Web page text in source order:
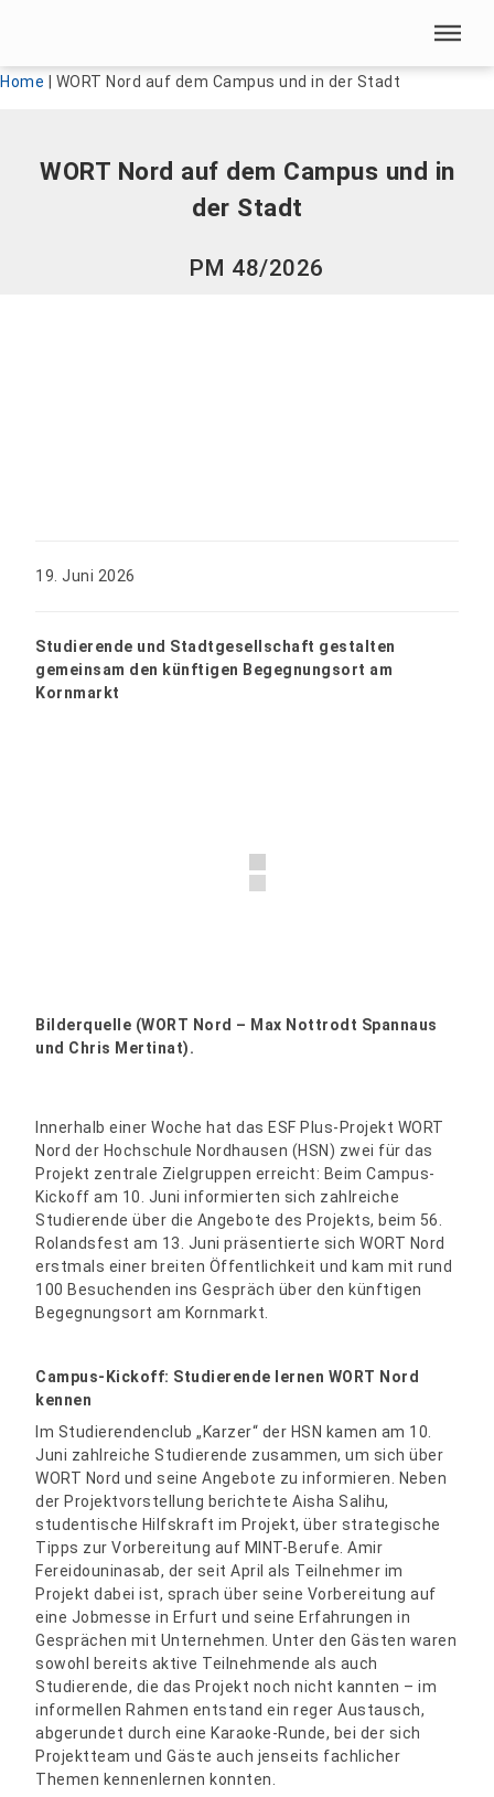
Menü überspringen
Home WORT Nord auf dem Campus und in der Stadt
WORT Nord auf dem Campus und in
der Stadt
PM 48/2026
19. Juni 2026
Studierende und Stadtgesellschaft gestalten
gemeinsam den künftigen Begegnungsort am
Kornmarkt
Bilderquelle (WORT Nord – Max Nottrodt Spannaus
und Chris Mertinat).
Innerhalb einer Woche hat das ESF Plus-Projekt WORT
Nord der Hochschule Nordhausen (HSN) zwei für das
Projekt zentrale Zielgruppen erreicht: Beim Campus-
Kickoff am 10. Juni informierten sich zahlreiche
Studierende über die Angebote des Projekts, beim 56.
Rolandsfest am 13. Juni präsentierte sich WORT Nord
erstmals einer breiten Öffentlichkeit und kam mit rund
100 Besuchenden ins Gespräch über den künftigen
Begegnungsort am Kornmarkt.
Campus-Kickoff: Studierende lernen WORT Nord
kennen
Im Studierendenclub „Karzer“ der HSN kamen am 10.
Juni zahlreiche Studierende zusammen, um sich über
WORT Nord und seine Angebote zu informieren. Neben
der Projektvorstellung berichtete Aisha Salihu,
studentische Hilfskraft im Projekt, über strategische
Tipps zur Vorbereitung auf MINT-Berufe. Amir
Fereidouninasab, der seit April als Teilnehmer im
Projekt dabei ist, sprach über seine Vorbereitung auf
eine Jobmesse in Erfurt und seine Erfahrungen in
Gesprächen mit Unternehmen. Unter den Gästen waren
sowohl bereits aktive Teilnehmende als auch
Studierende, die das Projekt noch nicht kannten – im
informellen Rahmen entstand ein reger Austausch,
abgerundet durch eine Karaoke-Runde, bei der sich
Projektteam und Gäste auch jenseits fachlicher
Themen kennenlernen konnten.